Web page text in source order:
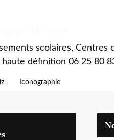
scolaires, Centres
définition 06 25 80
Iconographie